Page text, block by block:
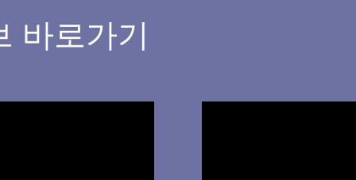
바로가기